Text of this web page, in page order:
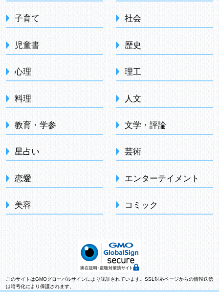
子育て
児童書
心理
料理
教育・学参
星占い
恋愛
美容
社会
歴史
理工
人文
文学・評論
芸術
エンターテイメント
コミック
このサイトはGMOグローバルサインにより認証されています。SSL対応ページからの情報送信
は暗号化により保護されます。